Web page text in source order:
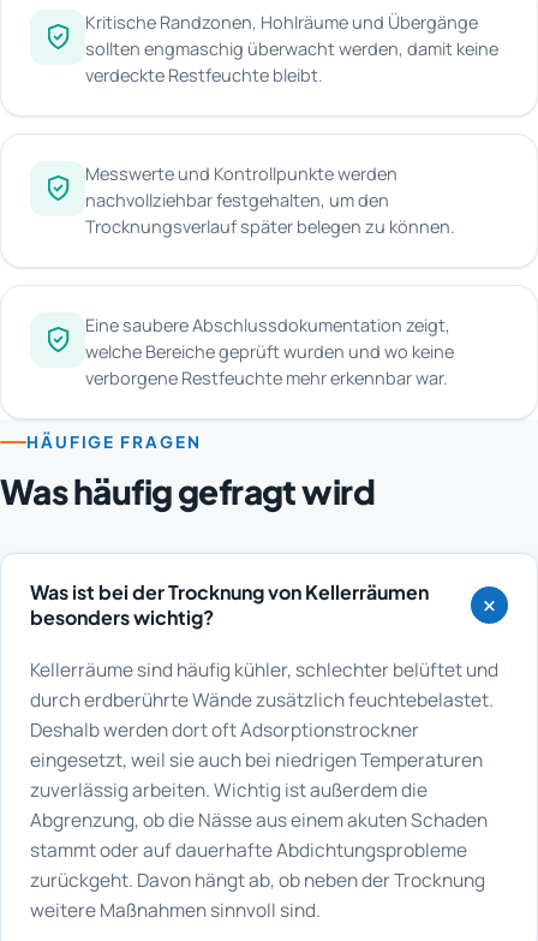
Kritische Randzonen, Hohlräume und Übergänge
sollten engmaschig überwacht werden, damit keine
verdeckte Restfeuchte bleibt.
Messwerte und Kontrollpunkte werden
nachvollziehbar festgehalten, um den
Trocknungsverlauf später belegen zu können.
Eine saubere Abschlussdokumentation zeigt,
welche Bereiche geprüft wurden und wo keine
verborgene Restfeuchte mehr erkennbar war.
HÄUFIGE FRAGEN
Was häufig gefragt wird
Was ist bei der Trocknung von Kellerräumen
besonders wichtig?
Kellerräume sind häufig kühler, schlechter belüftet und
durch erdberührte Wände zusätzlich feuchtebelastet.
Deshalb werden dort oft Adsorptionstrockner
eingesetzt, weil sie auch bei niedrigen Temperaturen
zuverlässig arbeiten. Wichtig ist außerdem die
Abgrenzung, ob die Nässe aus einem akuten Schaden
stammt oder auf dauerhafte Abdichtungsprobleme
zurückgeht. Davon hängt ab, ob neben der Trocknung
weitere Maßnahmen sinnvoll sind.